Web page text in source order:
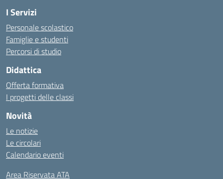
I Servizi
Personale scolastico
Famiglie e studenti
Percorsi di studio
Didattica
Offerta formativa
I progetti delle classi
Novità
Le notizie
Le circolari
Calendario eventi
Area Riservata ATA